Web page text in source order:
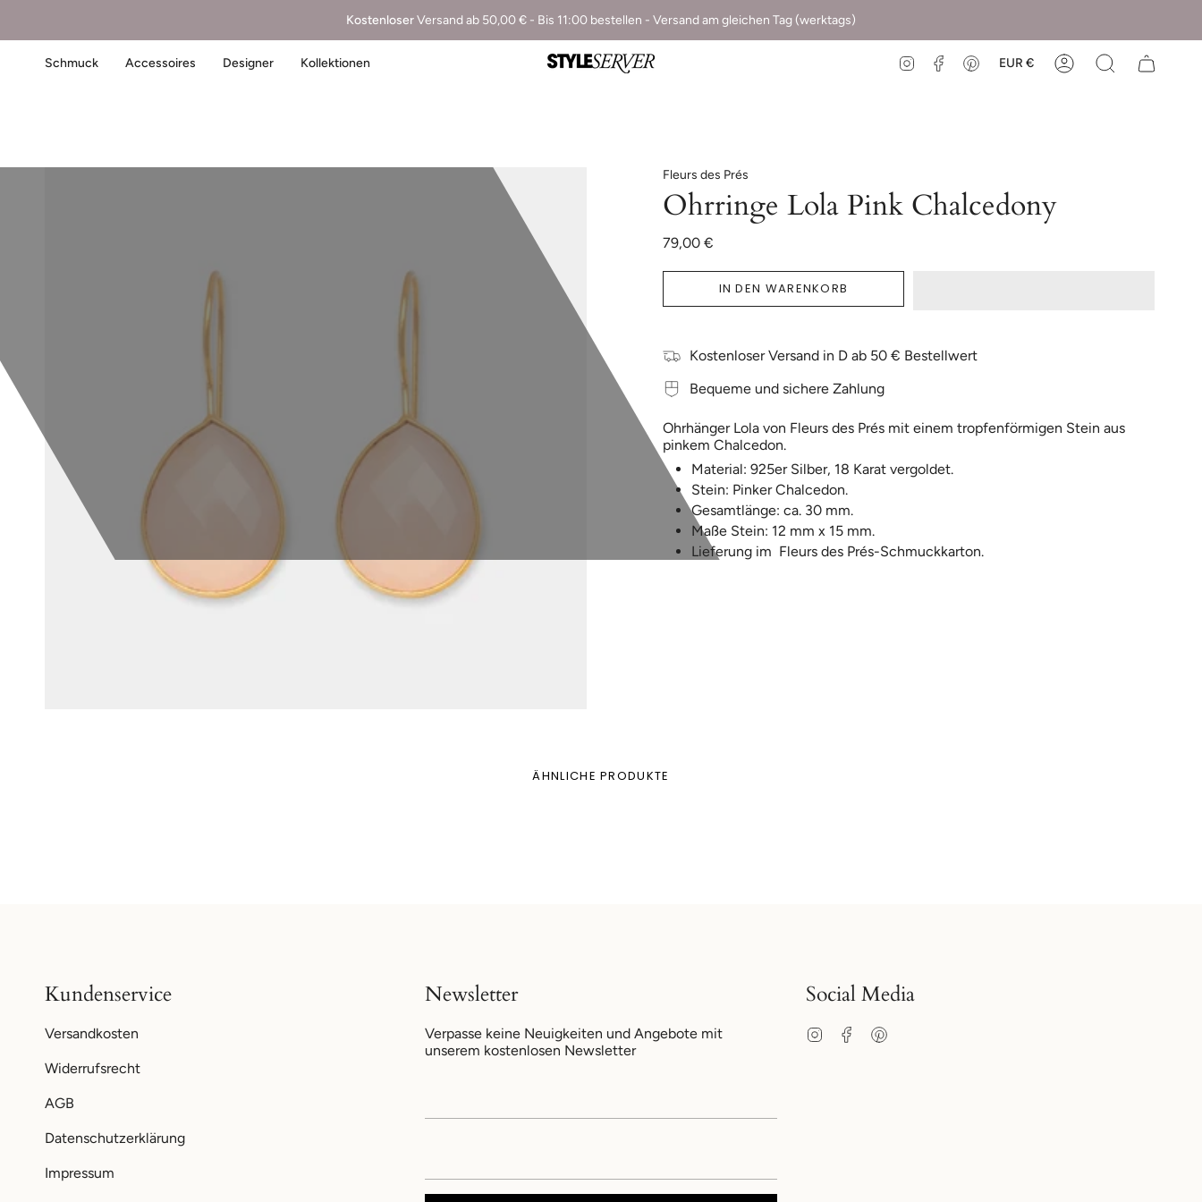
KostenloserVersand ab 50,00 € - Bis 11:00 bestellen - Versand am gleichen Tag (werktags)
Schmuck Accessoires Designer Kollektionen InstagramFacebookPinterestEUR €
Fleurs des Prés
Ohrringe Lola Pink Chalcedony
79,00 €
IN DEN WARENKORB
Kostenloser Versand in D ab 50 € Bestellwert
Bequeme und sichere Zahlung
Ohrhänger Lola von Fleurs des Prés mit einem tropfenförmigen Stein aus
pinkem Chalcedon.
Material: 925er Silber, 18 Karat vergoldet.
Stein: Pinker Chalcedon.
Gesamtlänge: ca. 30 mm.
Maße Stein: 12 mm x 15 mm.
Lieferung im Fleurs des Prés-Schmuckkarton.
ÄHNLICHE PRODUKTE
Kundenservice
Versandkosten
Widerrufsrecht
AGB
Datenschutzerklärung
Impressum
Newsletter
Verpasse keine Neuigkeiten und Angebote mit
unserem kostenlosen Newsletter
Social Media
InstagramFacebookPinterest